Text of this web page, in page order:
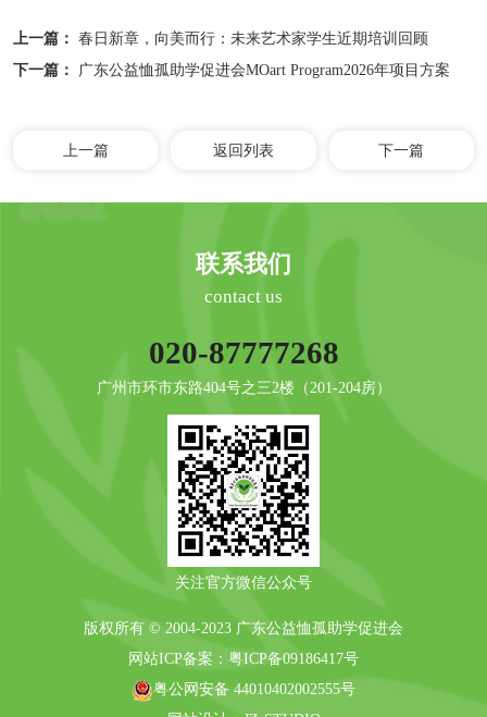
上一篇： 春日新章，向美而行：未来艺术家学生近期培训回顾
下一篇：
广东公益恤孤助学促进会MOart Program2026年项目方案
上一篇 返回列表 下一篇
联系我们
contact us
020-87777268
广州市环市东路404号之三2楼（201-204房）
关注官方微信公众号
版权所有 © 2004-2023 广东公益恤孤助学促进会
网站ICP备案： 粤ICP备09186417号
粤公网安备 44010402002555号